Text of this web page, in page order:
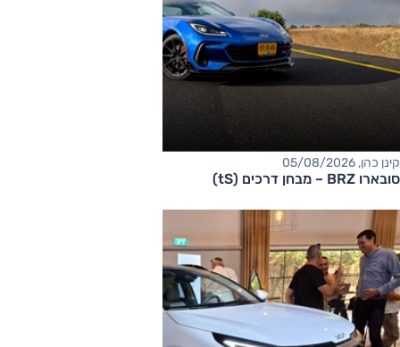
קינן כהן, 05/08/2026
סובארו BRZ – מבחן דרכים (tS)